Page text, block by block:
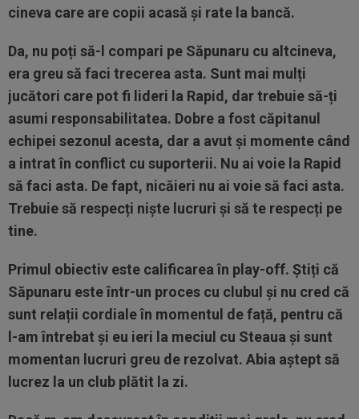
cineva care are copii acasă și rate la bancă.
Da, nu poți să-l compari pe Săpunaru cu altcineva,
era greu să faci trecerea asta. Sunt mai mulți
jucători care pot fi lideri la Rapid, dar trebuie să-ți
asumi responsabilitatea. Dobre a fost căpitanul
echipei sezonul acesta, dar a avut și momente când
a intrat în conflict cu suporterii. Nu ai voie la Rapid
să faci asta. De fapt, nicăieri nu ai voie să faci asta.
Trebuie să respecți niște lucruri și să te respecți pe
tine.
Primul obiectiv este calificarea în play-off. Știți că
Săpunaru este într-un proces cu clubul și nu cred că
sunt relații cordiale în momentul de față, pentru că
l-am întrebat și eu ieri la meciul cu Steaua și sunt
momentan lucruri greu de rezolvat. Abia aștept să
lucrez la un club plătit la zi.